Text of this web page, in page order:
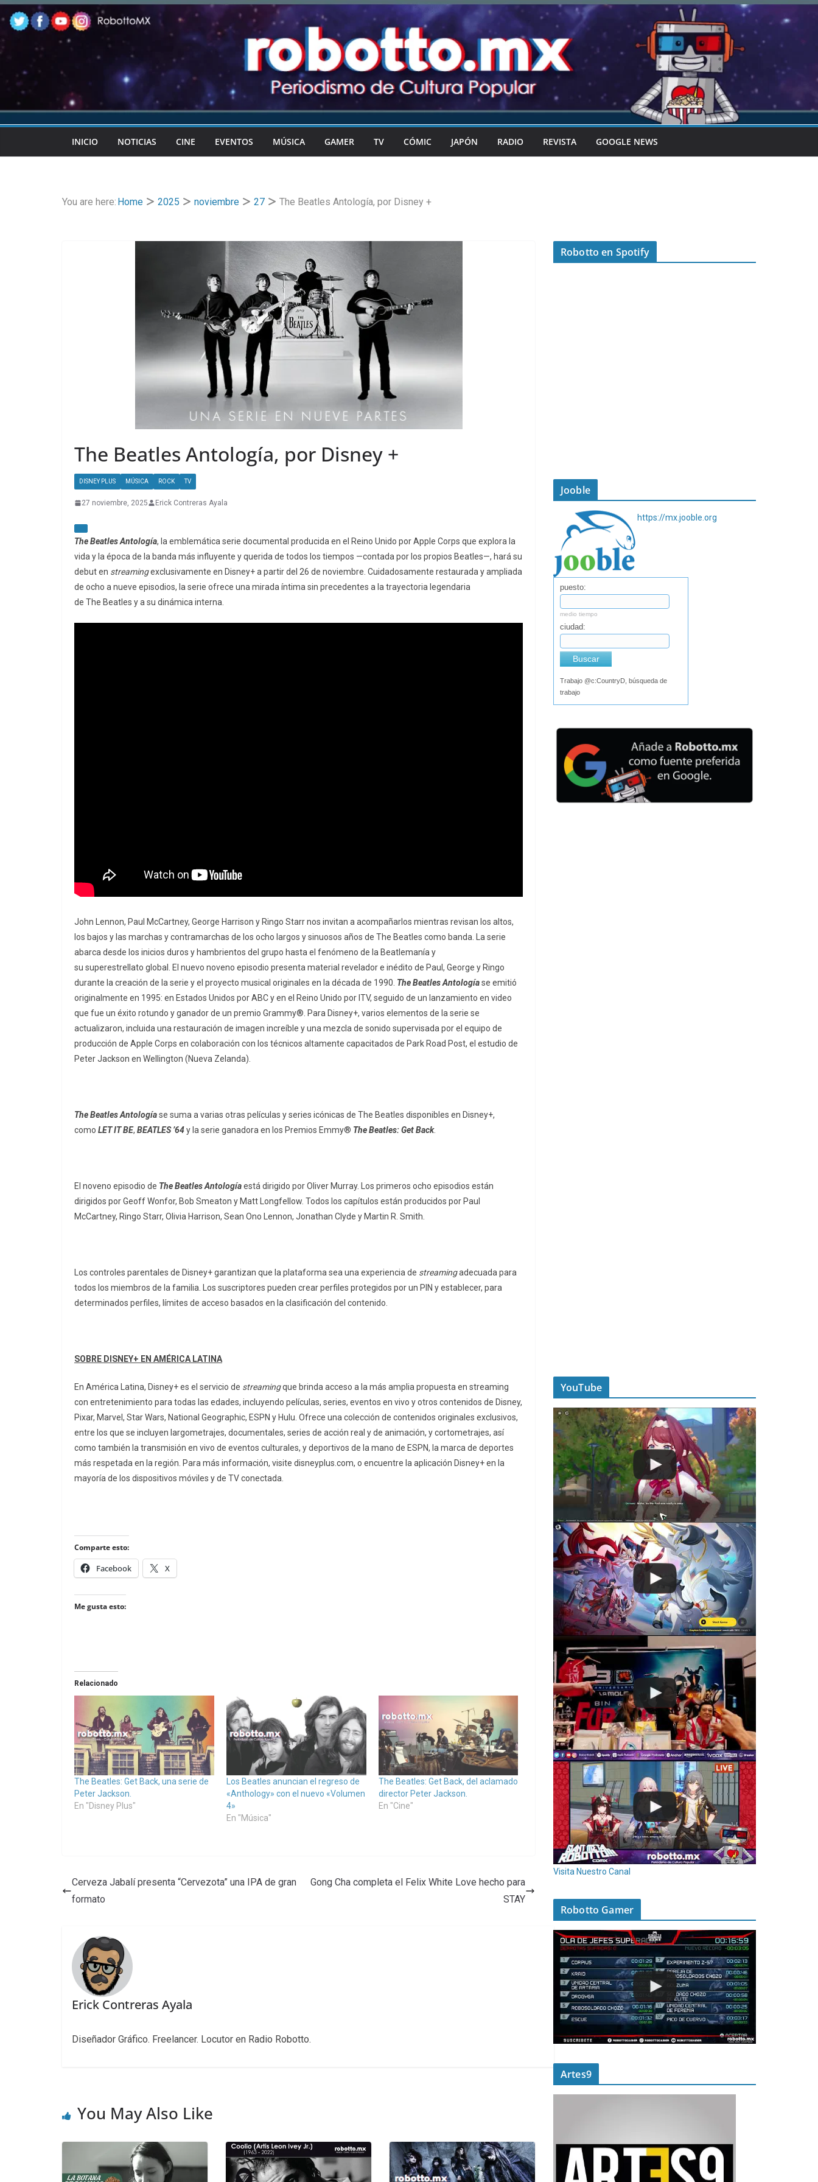
Skip
to
content
INICIO NOTICIAS CINE EVENTOS MÚSICA GAMER TV CÓMIC JAPÓN RADIO REVISTA GOOGLE NEWS
You are here: Home 2025 noviembre 27 The Beatles Antología, por Disney +
The Beatles Antología, por Disney +
DISNEY PLUS MÚSICA ROCK TV
27 noviembre, 2025 Erick Contreras Ayala
The Beatles Antología, la emblemática serie documental producida en el Reino Unido por Apple Corps que explora la
vida y la época de la banda más influyente y querida de todos los tiempos —contada por los propios Beatles—, hará su
debut en streamingexclusivamente en Disney+ a partir del 26 de noviembre. Cuidadosamente restaurada y ampliada
de ocho a nueve episodios, la serie ofrece una mirada íntima sin precedentes a la trayectoria legendaria
de The Beatles y a su dinámica interna.
John Lennon, Paul McCartney, George Harrison y Ringo Starr nos invitan a acompañarlos mientras revisan los altos,
los bajos y las marchas y contramarchas de los ocho largos y sinuosos años de The Beatles como banda. La serie
abarca desde los inicios duros y hambrientos del grupo hasta el fenómeno de la Beatlemanía y
su superestrellato global. El nuevo noveno episodio presenta material revelador e inédito de Paul, George y Ringo
durante la creación de la serie y el proyecto musical originales en la década de 1990. The Beatles Antologíase emitió
originalmente en 1995: en Estados Unidos por ABC y en el Reino Unido por ITV, seguido de un lanzamiento en video
que fue un éxito rotundo y ganador de un premio Grammy®. Para Disney+, varios elementos de la serie se
actualizaron, incluida una restauración de imagen increíble y una mezcla de sonido supervisada por el equipo de
producción de Apple Corps en colaboración con los técnicos altamente capacitados de Park Road Post, el estudio de
Peter Jackson en Wellington (Nueva Zelanda).
The Beatles Antologíase suma a varias otras películas y series icónicas de The Beatles disponibles en Disney+,
como LET IT BE, BEATLES ’64y la serie ganadora en los Premios Emmy® The Beatles: Get Back.
El noveno episodio de The Beatles Antologíaestá dirigido por Oliver Murray. Los primeros ocho episodios están
dirigidos por Geoff Wonfor, Bob Smeaton y Matt Longfellow. Todos los capítulos están producidos por Paul
McCartney, Ringo Starr, Olivia Harrison, Sean Ono Lennon, Jonathan Clyde y Martin R. Smith.
Los controles parentales de Disney+ garantizan que la plataforma sea una experiencia de streamingadecuada para
todos los miembros de la familia. Los suscriptores pueden crear perfiles protegidos por un PIN y establecer, para
determinados perfiles, límites de acceso basados en la clasificación del contenido.
SOBRE DISNEY+ EN AMÉRICA LATINA
En América Latina, Disney+ es el servicio de streamingque brinda acceso a la más amplia propuesta en streaming
con entretenimiento para todas las edades, incluyendo películas, series, eventos en vivo y otros contenidos de Disney,
Pixar, Marvel, StarWars, National Geographic, ESPN y Hulu. Ofrece una colección de contenidos originales exclusivos,
entre los que se incluyen largometrajes, documentales, series de acción real y de animación, y cortometrajes, así
como también la transmisión en vivo de eventos culturales, y deportivos de la mano de ESPN, la marca de deportes
más respetada en la región. Para más información, visite disneyplus.com, o encuentre la aplicación Disney+ en la
mayoría de los dispositivos móviles y de TV conectada.
Comparte esto:
Facebook X
Me gusta esto:
Relacionado
The Beatles: Get Back, una serie de
Peter Jackson.
En "Disney Plus"
Los Beatles anuncian el regreso de
«Anthology» con el nuevo «Volumen
4»
En "Música"
The Beatles: Get Back, del aclamado
director Peter Jackson.
En "Cine"
Cerveza Jabalí presenta “Cervezota” una IPA de gran
formato
Gong Cha completa el Felix White Love hecho para
STAY
Erick Contreras Ayala
Diseñador Gráfico. Freelancer. Locutor en Radio Robotto.
You May Also Like
Robotto en Spotify
Jooble
https://mx.jooble.org
puesto:
medio tiempo
ciudad:
Buscar
Trabajo @c:CountryD, búsqueda de
trabajo
YouTube
Visita Nuestro Canal
Robotto Gamer
Artes9